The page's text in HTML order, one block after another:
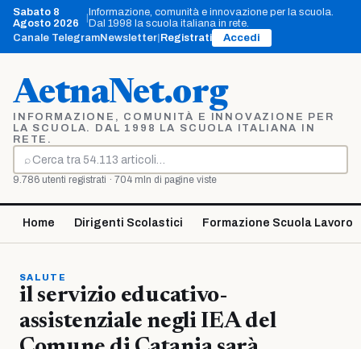
Vai
contenuto
Sabato 8
Agosto 2026
Informazione, comunità e innovazione per la scuola.
Dal 1998 la scuola italiana in rete.
Canale TelegramNewsletter Registrati Accedi
AetnaNet.org
INFORMAZIONE, COMUNITÀ E INNOVAZIONE PER
LA SCUOLA. DAL 1998 LA SCUOLA ITALIANA IN
RETE.
⌕
Cerca
9.786 utenti registrati · 704 mln di pagine viste
Home Dirigenti Scolastici Formazione Scuola Lavoro
SALUTE
il servizio educativo-
assistenziale negli IEA del